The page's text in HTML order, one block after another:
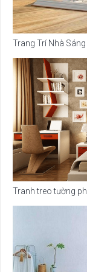
Trang Trí Nhà
Tranh treo tường